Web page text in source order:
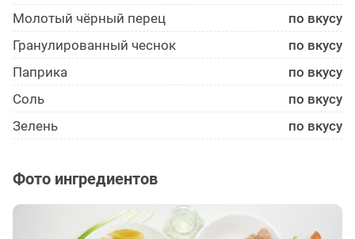
Молотый чёрный перец
по вкусу
Гранулированный чеснок
по вкусу
Паприка
по вкусу
Соль
по вкусу
Зелень
по вкусу
Фото ингредиентов